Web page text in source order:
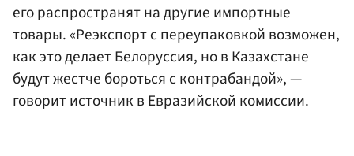
его распространят на другие импортные
товары. «Реэкспорт с переупаковкой возможен,
как это делает Белоруссия, но в Казахстане
будут жестче бороться с контрабандой», —
говорит источник в Евразийской комиссии.